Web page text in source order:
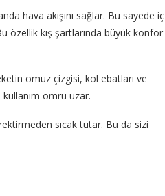
hava akışını sağlar. Bu sayede iç
özellik kış şartlarında büyük konfor
omuz çizgisi, kol ebatları ve
ömrü uzar.
sıcak tutar. Bu da sizi